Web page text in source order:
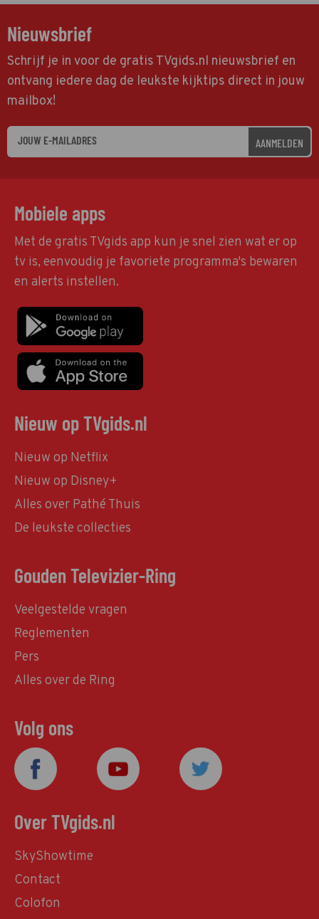
Nieuwsbrief
Schrijf je in voor de gratis TVgids.nl nieuwsbrief en
ontvang iedere dag de leukste kijktips direct in jouw
mailbox!
AANMELDEN
Mobiele apps
Met de gratis TVgids app kun je snel zien wat er op
tv is, eenvoudig je favoriete programma's bewaren
en alerts instellen.
Nieuw op TVgids.nl
Nieuw op Netflix
Nieuw op Disney+
Alles over Pathé Thuis
De leukste collecties
Gouden Televizier-Ring
Veelgestelde vragen
Reglementen
Pers
Alles over de Ring
Volg ons
Over TVgids.nl
SkyShowtime
Contact
Colofon